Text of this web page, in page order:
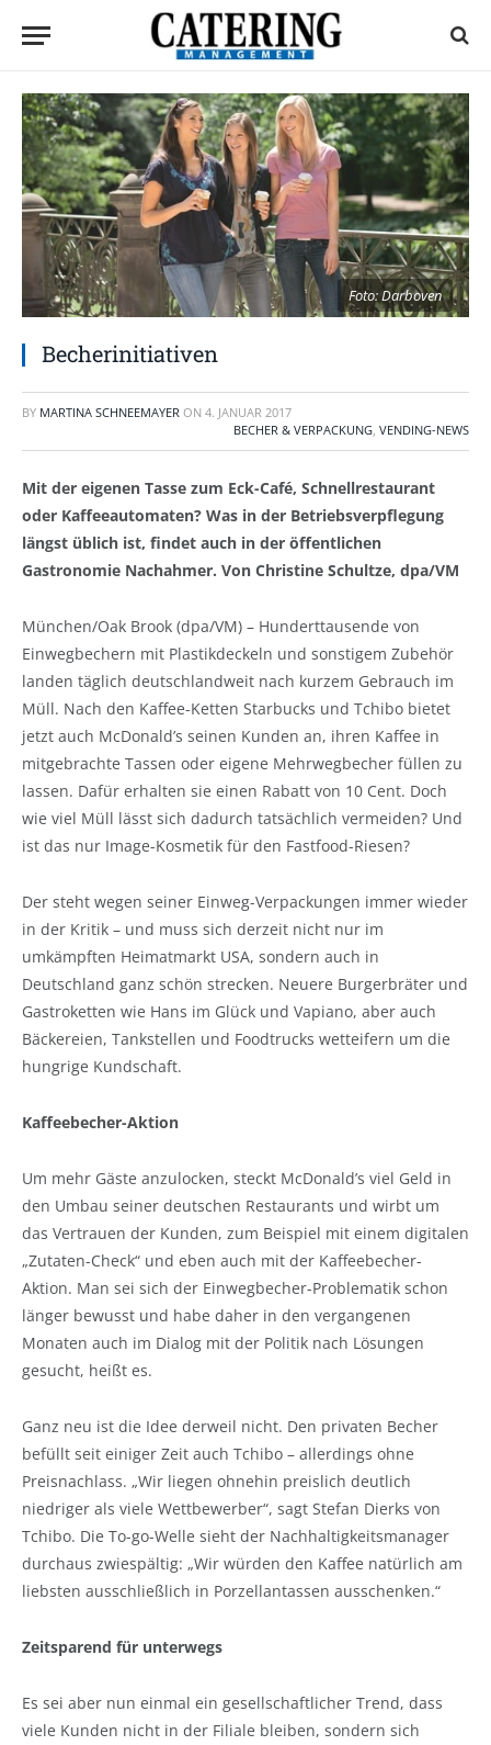
Foto: Darboven
Becherinitiativen
BY MARTINA SCHNEEMAYER ON 4. JANUAR 2017
BECHER & VERPACKUNG, VENDING-NEWS
Mit der eigenen Tasse zum Eck-Café, Schnellrestaurant
oder Kaffeeautomaten? Was in der Betriebsverpflegung
längst üblich ist, findet auch in der öffentlichen
Gastronomie Nachahmer. Von Christine Schultze, dpa/VM
München/Oak Brook (dpa/VM) – Hunderttausende von
Einwegbechern mit Plastikdeckeln und sonstigem Zubehör
landen täglich deutschlandweit nach kurzem Gebrauch im
Müll. Nach den Kaffee-Ketten Starbucks und Tchibo bietet
jetzt auch McDonald’s seinen Kunden an, ihren Kaffee in
mitgebrachte Tassen oder eigene Mehrwegbecher füllen zu
lassen. Dafür erhalten sie einen Rabatt von 10 Cent. Doch
wie viel Müll lässt sich dadurch tatsächlich vermeiden? Und
ist das nur Image-Kosmetik für den Fastfood-Riesen?
Der steht wegen seiner Einweg-Verpackungen immer wieder
in der Kritik – und muss sich derzeit nicht nur im
umkämpften Heimatmarkt USA, sondern auch in
Deutschland ganz schön strecken. Neuere Burgerbräter und
Gastroketten wie Hans im Glück und Vapiano, aber auch
Bäckereien, Tankstellen und Foodtrucks wetteifern um die
hungrige Kundschaft.
Kaffeebecher-Aktion
Um mehr Gäste anzulocken, steckt McDonald’s viel Geld in
den Umbau seiner deutschen Restaurants und wirbt um
das Vertrauen der Kunden, zum Beispiel mit einem digitalen
„Zutaten-Check“ und eben auch mit der Kaffeebecher-
Aktion. Man sei sich der Einwegbecher-Problematik schon
länger bewusst und habe daher in den vergangenen
Monaten auch im Dialog mit der Politik nach Lösungen
gesucht, heißt es.
Ganz neu ist die Idee derweil nicht. Den privaten Becher
befüllt seit einiger Zeit auch Tchibo – allerdings ohne
Preisnachlass. „Wir liegen ohnehin preislich deutlich
niedriger als viele Wettbewerber“, sagt Stefan Dierks von
Tchibo. Die To-go-Welle sieht der Nachhaltigkeitsmanager
durchaus zwiespältig: „Wir würden den Kaffee natürlich am
liebsten ausschließlich in Porzellantassen ausschenken.“
Zeitsparend für unterwegs
Es sei aber nun einmal ein gesellschaftlicher Trend, dass
viele Kunden nicht in der Filiale bleiben, sondern sich